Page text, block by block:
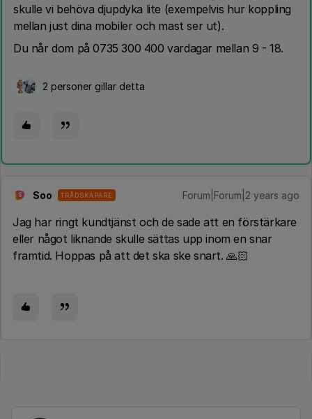
skulle vi behöva djupdyka lite (exempelvis hur koppling
mellan just dina mobiler och mast ser ut).
Du når dom på 0735 300 400 vardagar mellan 9 - 18.
2 personer gillar detta
S Soo TRÅDSKAPARE Forum|Forum|2 years ago
Jag har ringt kundtjänst och de sade att en förstärkare
eller något liknande skulle sättas upp inom en snar
framtid. Hoppas på att det ska ske snart. 🙏🏻